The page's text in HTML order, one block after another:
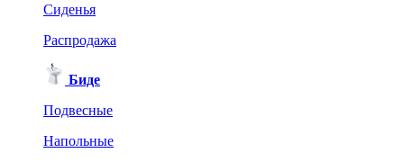
Сиденья
Распродажа
Биде
Подвесные
Напольные